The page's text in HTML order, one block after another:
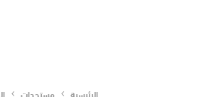
الرئيسية مستجدات